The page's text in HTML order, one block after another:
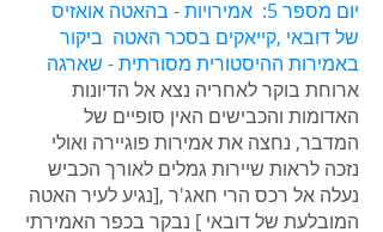
יום מספר 5: אמירויות - בהאטה אואזיס
של דובאי ,קייאקים בסכר האטה ביקור
באמירות ההיסטורית מסורתית - שארגה
ארוחת בוקר לאחריה נצא אל הדיונות
האדומות והכבישים האין סופיים של
המדבר, נחצה את אמירות פוגיירה ואולי
נזכה לראות שיירות גמלים לאורך הכביש
נעלה אל רכס הרי חאג'ר ,[נגיע לעיר האטה
המובלעת של דובאי ] נבקר בכפר האמירתי